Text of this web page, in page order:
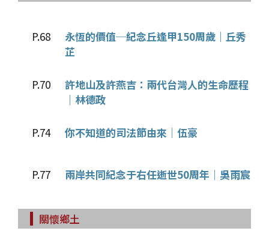
P.68
永恆的價值─紀念丘逢甲150周歲｜丘秀
芷
P.70
許地山及許燕吉：兩代台灣人的生命歷程
｜林德政
P.74 你不知道的司法節由來｜伍豪
P.77 兩岸共同紀念于右任逝世50周年｜吳雨宸
關懷鄉土